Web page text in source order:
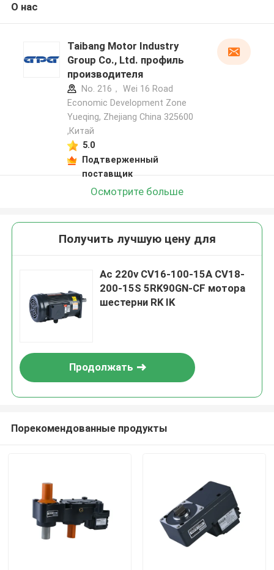
О нас
Taibang Motor Industry
Group Co., Ltd. профиль
производителя
No. 216， Wei 16 Road
Economic Development Zone
Yueqing, Zhejiang China 325600
,Китай
5.0
Подтверженный
поставщик
Осмотрите больше
Получить лучшую цену для
Ac 220v CV16-100-15A CV18-
200-15S 5RK90GN-CF мотора
шестерни RK IK
Продолжать
Порекомендованные продукты